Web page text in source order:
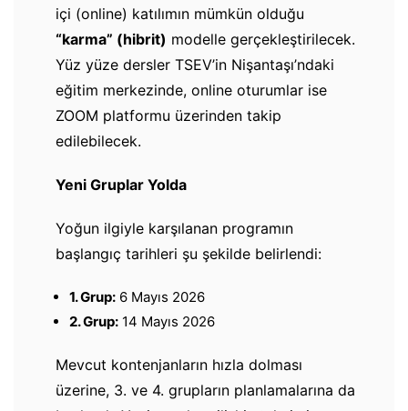
içi (online) katılımın mümkün olduğu
“karma” (hibrit) modelle gerçekleştirilecek.
Yüz yüze dersler TSEV’in Nişantaşı’ndaki
eğitim merkezinde, online oturumlar ise
ZOOM platformu üzerinden takip
edilebilecek.
Yeni Gruplar Yolda
Yoğun ilgiyle karşılanan programın
başlangıç tarihleri şu şekilde belirlendi:
1. Grup: 6 Mayıs 2026
2. Grup: 14 Mayıs 2026
Mevcut kontenjanların hızla dolması
üzerine, 3. ve 4. grupların planlamalarına da